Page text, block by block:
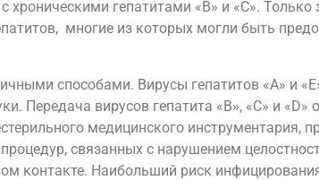
гепатитами «В» и «С». Только
многие из которых могли быть
способами. Вирусы гепатитов «A» и
Передача вирусов гепатита «B», «C» и
медицинского инструментария,
связанных с нарушением
контакте. Наибольший риск инфицирования